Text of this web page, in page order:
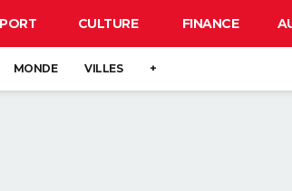
CULTURE FINANCE
MONDE VILLES +